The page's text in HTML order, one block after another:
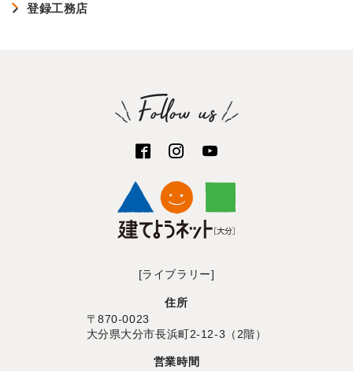
登録工務店
[ライブラリー]
住所
〒870-0023
大分県大分市長浜町2-12-3（2階）
営業時間